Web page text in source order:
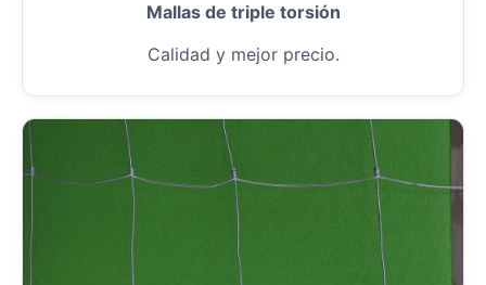
Mallas de triple torsión
Calidad y mejor precio.